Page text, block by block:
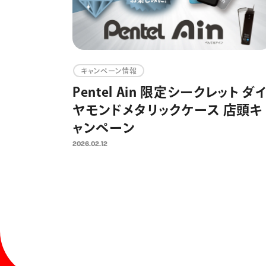
キャンペーン情報
Pentel Ain 限定シークレット ダ
ヤモンドメタリックケース 店頭キ
ャンペーン
2026.02.12